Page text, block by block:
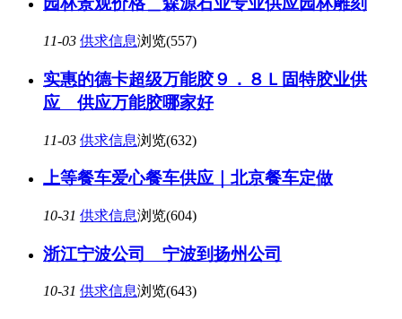
11-03 供求信息浏览(557)
实惠的德卡超级万能胶９．８Ｌ固特胶业供
应 供应万能胶哪家好
11-03 供求信息浏览(632)
上等餐车爱心餐车供应｜北京餐车定做
10-31 供求信息浏览(604)
浙江宁波公司 宁波到扬州公司
10-31 供求信息浏览(643)